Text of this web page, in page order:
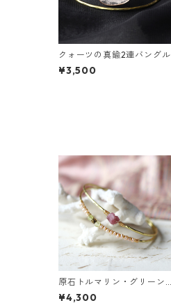
クォーツの真鍮2連バングル
¥3,500
原石トルマリン・グリーン
ガーネットの2連バングル
¥4,300